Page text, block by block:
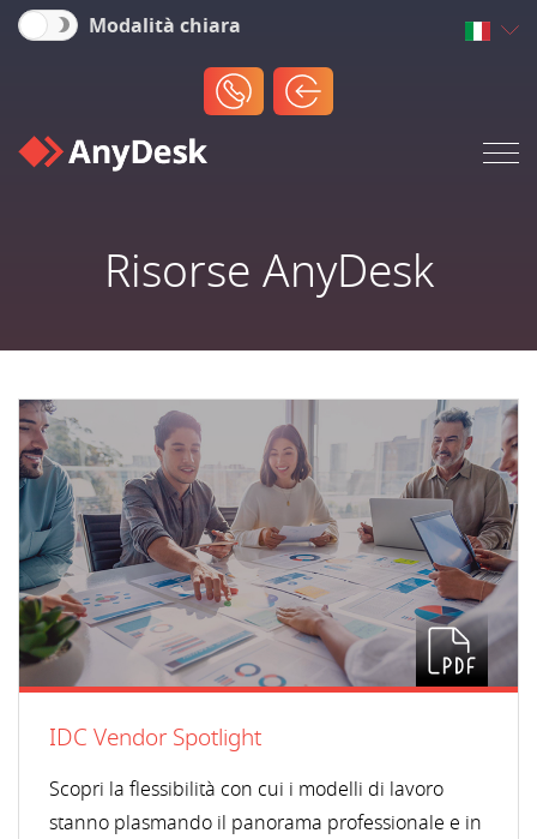
Modalità chiara
Risorse AnyDesk
IDC Vendor Spotlight
Scopri la flessibilità con cui i modelli di lavoro
stanno plasmando il panorama professionale e in